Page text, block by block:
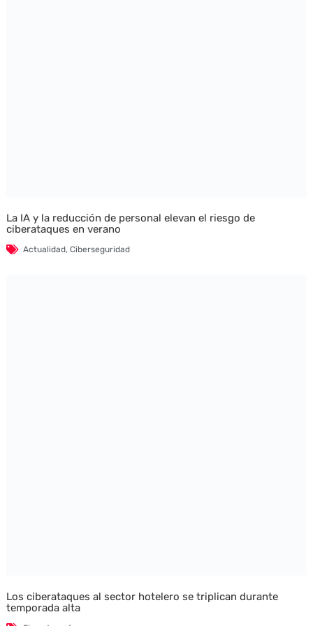
La IA y la reducción de personal elevan el riesgo de
ciberataques en verano
Actualidad, Ciberseguridad
Los ciberataques al sector hotelero se triplican durante
temporada alta